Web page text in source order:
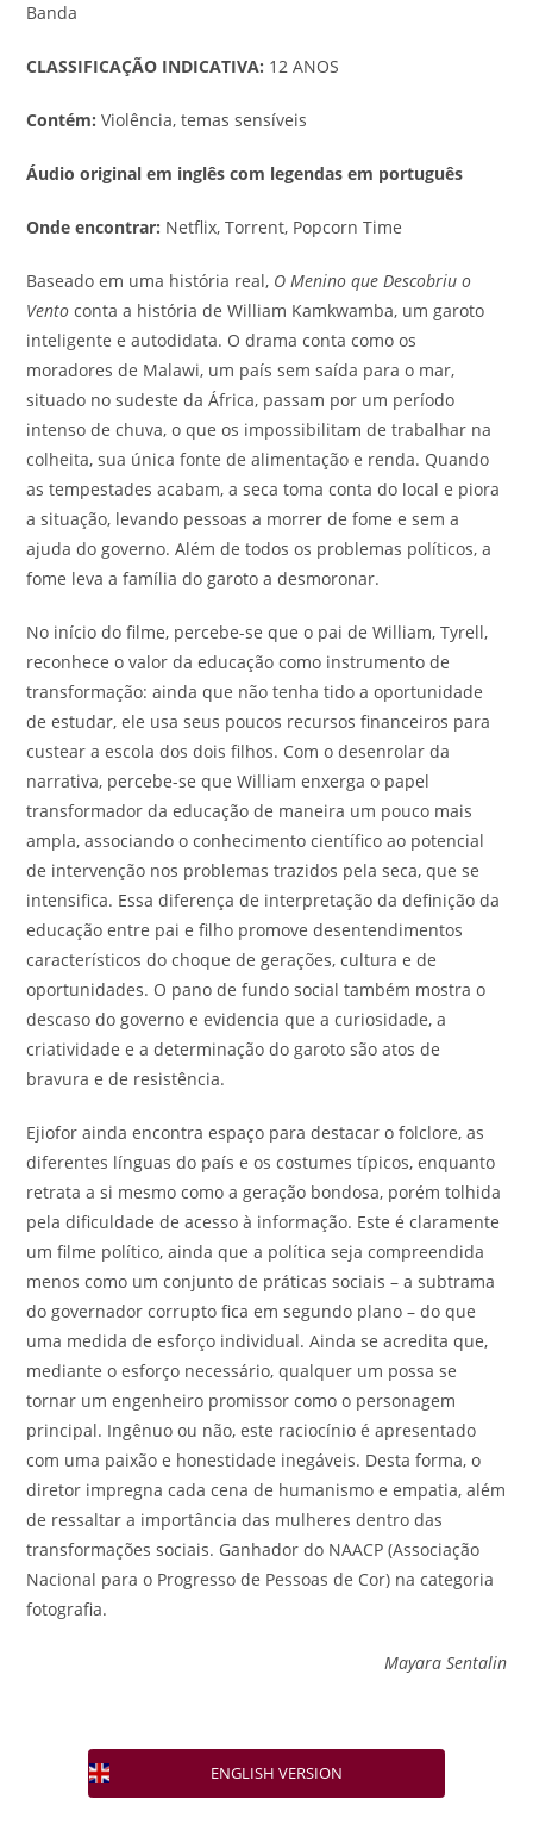
Banda
CLASSIFICAÇÃO INDICATIVA: 12 ANOS
Contém: Violência, temas sensíveis
Áudio original em inglês com legendas em português
Onde encontrar: Netflix, Torrent, Popcorn Time
Baseado em uma história real, O Menino que Descobriu o
Vento conta a história de William Kamkwamba, um garoto
inteligente e autodidata. O drama conta como os
moradores de Malawi, um país sem saída para o mar,
situado no sudeste da África, passam por um período
intenso de chuva, o que os impossibilitam de trabalhar na
colheita, sua única fonte de alimentação e renda. Quando
as tempestades acabam, a seca toma conta do local e piora
a situação, levando pessoas a morrer de fome e sem a
ajuda do governo. Além de todos os problemas políticos, a
fome leva a família do garoto a desmoronar.
No início do filme, percebe-se que o pai de William, Tyrell,
reconhece o valor da educação como instrumento de
transformação: ainda que não tenha tido a oportunidade
de estudar, ele usa seus poucos recursos financeiros para
custear a escola dos dois filhos. Com o desenrolar da
narrativa, percebe-se que William enxerga o papel
transformador da educação de maneira um pouco mais
ampla, associando o conhecimento científico ao potencial
de intervenção nos problemas trazidos pela seca, que se
intensifica. Essa diferença de interpretação da definição da
educação entre pai e filho promove desentendimentos
característicos do choque de gerações, cultura e de
oportunidades. O pano de fundo social também mostra o
descaso do governo e evidencia que a curiosidade, a
criatividade e a determinação do garoto são atos de
bravura e de resistência.
Ejiofor ainda encontra espaço para destacar o folclore, as
diferentes línguas do país e os costumes típicos, enquanto
retrata a si mesmo como a geração bondosa, porém tolhida
pela dificuldade de acesso à informação. Este é claramente
um filme político, ainda que a política seja compreendida
menos como um conjunto de práticas sociais – a subtrama
do governador corrupto fica em segundo plano – do que
uma medida de esforço individual. Ainda se acredita que,
mediante o esforço necessário, qualquer um possa se
tornar um engenheiro promissor como o personagem
principal. Ingênuo ou não, este raciocínio é apresentado
com uma paixão e honestidade inegáveis. Desta forma, o
diretor impregna cada cena de humanismo e empatia, além
de ressaltar a importância das mulheres dentro das
transformações sociais. Ganhador do NAACP (Associação
Nacional para o Progresso de Pessoas de Cor) na categoria
fotografia.
Mayara Sentalin
ENGLISH VERSION